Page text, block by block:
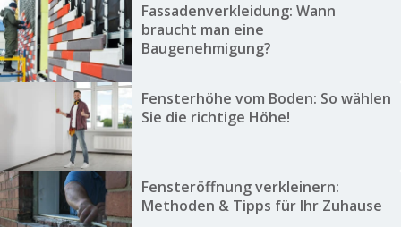
Fassadenverkleidung: Wann
braucht man eine
Baugenehmigung?
Fensterhöhe vom Boden: So wählen
Sie die richtige Höhe!
Fensteröffnung verkleinern:
Methoden & Tipps für Ihr Zuhause